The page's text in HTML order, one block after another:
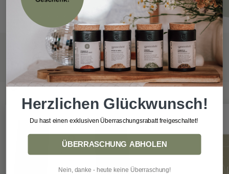
Diese Produkte könnten dir auch
gefallen:
Topseller
Herzlichen Glückwunsch!
Du hast einen exklusiven Überraschungsrabatt freigeschaltet!
ÜBERRASCHUNG ABHOLEN
Nein, danke - heute keine Überraschung!